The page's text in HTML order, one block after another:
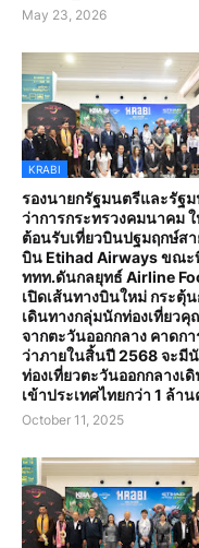
May 23, 2026
KRABI
รองนายกรัฐมนตรีและรัฐ
ว่าการกระทรวงคมนาคม
ต้อนรับเที่ยวบินปฐมฤกษ์สา
บิน Etihad Airways ขณะ
ททท.ดันกลยุทธ์ Airline
เปิดเส้นทางบินใหม่ กระตุ้
เดินทางกลุ่มนักท่องเที่ยว
จากตะวันออกกลาง คาดก
ว่าภายในสิ้นปี 2568 จะมี
ท่องเที่ยวตะวันออกกลางเ
เข้าประเทศไทยกว่า 1 ล้า
October 11, 2025